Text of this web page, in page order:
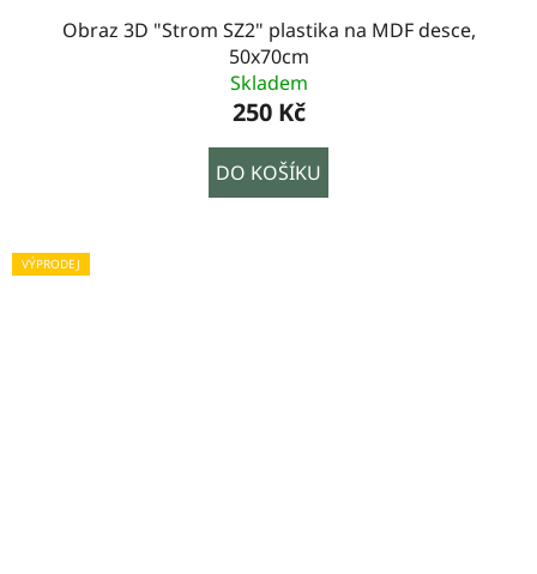
Obraz 3D "Strom SZ2" plastika na MDF desce,
50x70cm
Skladem
250 Kč
DO KOŠÍKU
VÝPRODEJ